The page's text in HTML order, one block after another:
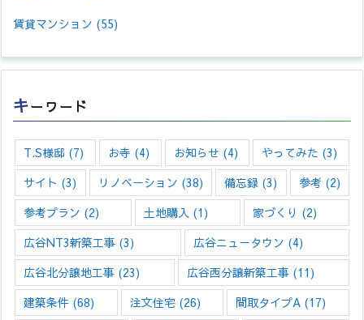
賃貸マンション (55)
キーワード
T.S様邸 (7) お寺 (4) お知らせ (4) やってみた (3)
サイト (3) リノベーション (38) 備忘録 (3) 参考 (2)
参考プラン (2) 土地購入 (1) 家づくり (2)
広谷NT3新築工事 (3) 広谷ニュータウン (4)
広谷北分譲地工事 (23) 広谷西分譲新築工事 (11)
建築条件 (68) 注文住宅 (26) 間取タイプA (17)